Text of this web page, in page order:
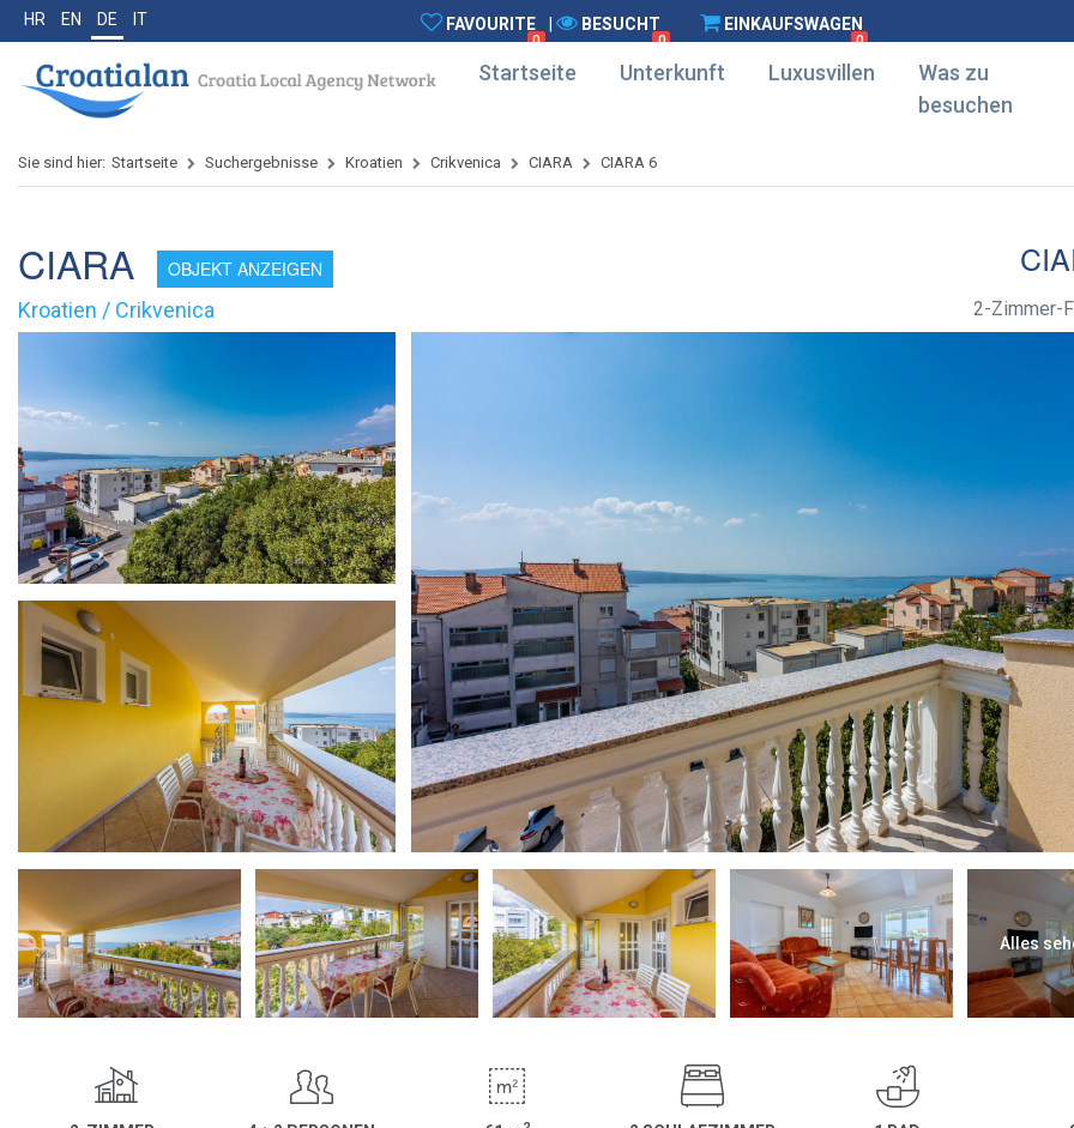
HR EN DE IT FAVOURITE
0
BESUCHT
0
EINKAUFSWAGEN
0
Startseite Unterkunft Luxusvillen
Was zu
besuchen
Sie sind hier: Startseite Suchergebnisse Kroatien Crikvenica CIARA CIARA 6
CIARA OBJEKT ANZEIGEN
Kroatien / Crikvenica 2-Zimmer-
Alles